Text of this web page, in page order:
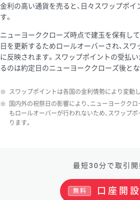
金利の高い通貨を売ると、日々スワップポ
す。
ニューヨーククローズ時点で建玉を保有し
日を更新するためロールオーバーされ、スワ
に反映されます。スワップポイントの受払い
るのは約定日のニューヨーククローズ後とな
※ スワップポイントは各国の金利情勢により変動し
※
国内外の祝祭日の影響により、ニューヨークク
もロールオーバーが行われないため、スワップ
ります。
最短30分で取引開
口座開設
無料